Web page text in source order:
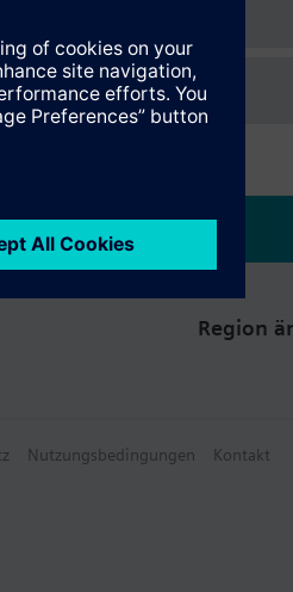
Region
Nutzungsbedingungen Kontakt